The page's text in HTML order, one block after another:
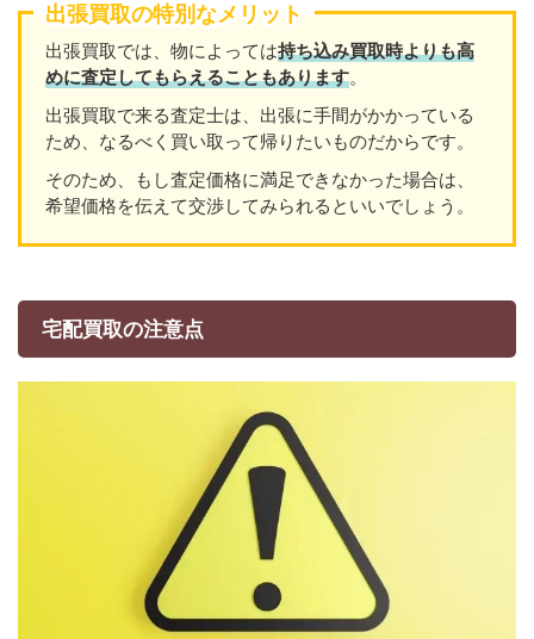
出張買取の特別なメリット
出張買取では、物によっては持ち込み買取時よりも高
めに査定してもらえることもあります。
出張買取で来る査定士は、出張に手間がかかっている
ため、なるべく買い取って帰りたいものだからです。
そのため、もし査定価格に満足できなかった場合は、
希望価格を伝えて交渉してみられるといいでしょう。
宅配買取の注意点